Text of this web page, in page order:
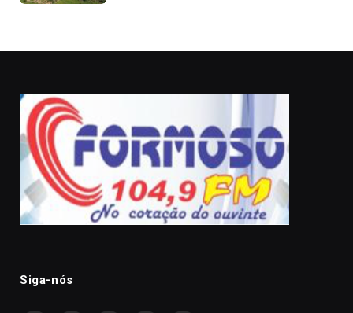
Siga-nós